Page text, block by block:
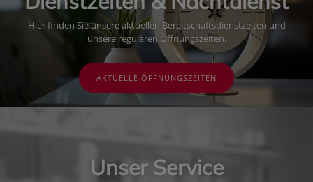
Hier finden Sie unsere aktuellen Bereitschaftsdienstzeiten und
unsere regulären Öffnungszeiten.
AKTUELLE ÖFFNUNGSZEITEN
Unser Service